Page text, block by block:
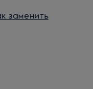
заменить